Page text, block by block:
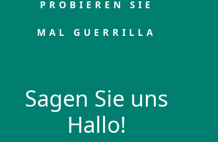
PROBIEREN SIE
MAL GUERRILLA
Sagen Sie uns
Hallo!